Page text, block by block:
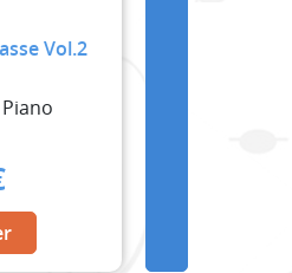
Vol.2